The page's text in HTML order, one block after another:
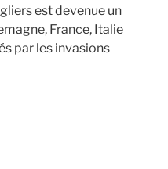
est devenue un
France, Italie
par les invasions